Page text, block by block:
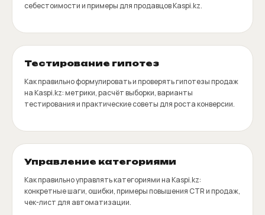
себестоимости и примеры для продавцов Kaspi.kz.
Тестирование гипотез
Как правильно формулировать и проверять гипотезы продаж
на Kaspi.kz: метрики, расчёт выборки, варианты
тестирования и практические советы для роста конверсии.
Управление категориями
Как правильно управлять категориями на Kaspi.kz:
конкретные шаги, ошибки, примеры повышения CTR и продаж,
чек-лист для автоматизации.